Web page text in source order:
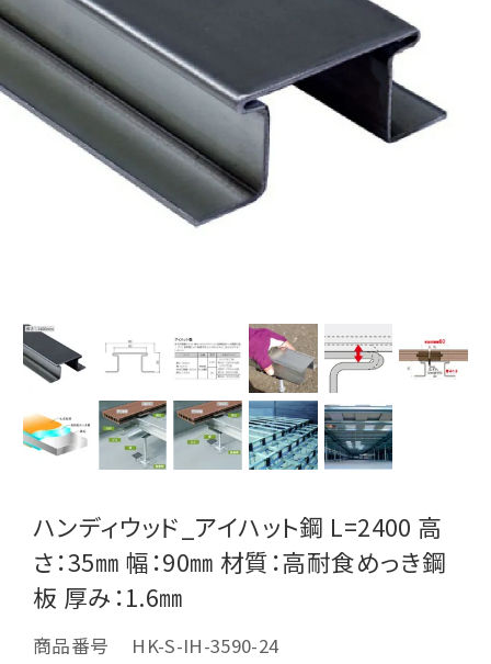
ハンディウッド_アイハット鋼 L=2400 高
さ：35㎜ 幅：90㎜ 材質：高耐食めっき鋼
板 厚み：1.6㎜
商品番号
HK-S-IH-3590-24